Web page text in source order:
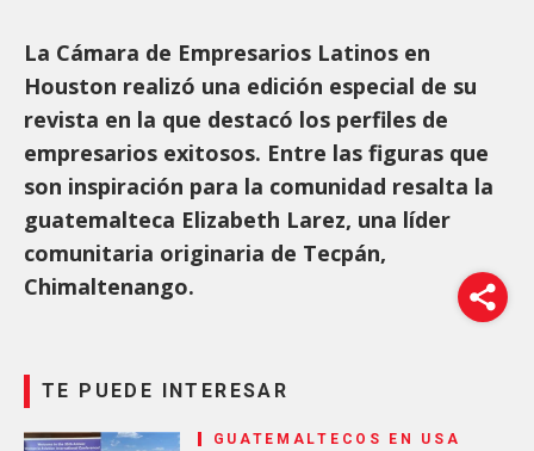
La Cámara de Empresarios Latinos en
Houston realizó una edición especial de su
revista en la que destacó los perfiles de
empresarios exitosos. Entre las figuras que
son inspiración para la comunidad resalta la
guatemalteca Elizabeth Larez, una líder
comunitaria originaria de Tecpán,
Chimaltenango.
TE PUEDE INTERESAR
GUATEMALTECOS EN USA